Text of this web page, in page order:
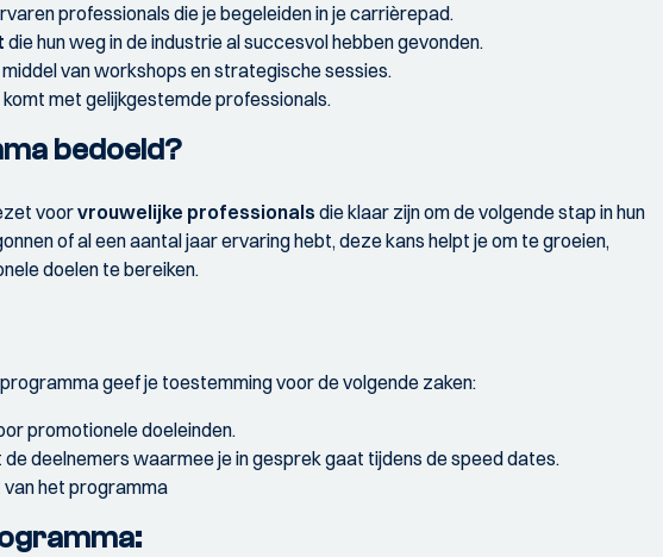
professionals die je begeleiden in je carrièrepad.
die hun weg in de industrie al succesvol hebben gevonden.
van workshops en strategische sessies.
met gelijkgestemde professionals.
bedoeld?
voorvrouwelijke professionals die klaar zijn om de volgende stap in hun
of al een aantal jaar ervaring hebt, deze kans helpt je om te groeien,
doelen te bereiken.
geef je toestemming voor de volgende zaken:
promotionele doeleinden.
de deelnemers waarmee je in gesprek gaat tijdens de speed dates.
van het programma